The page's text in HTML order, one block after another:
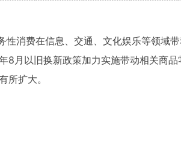
消费在信息、交通、文化娱乐等领域
8月以旧换新政策加力实施带动相关商
所扩大。